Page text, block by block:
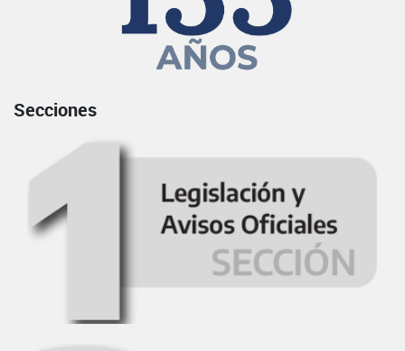
Secciones